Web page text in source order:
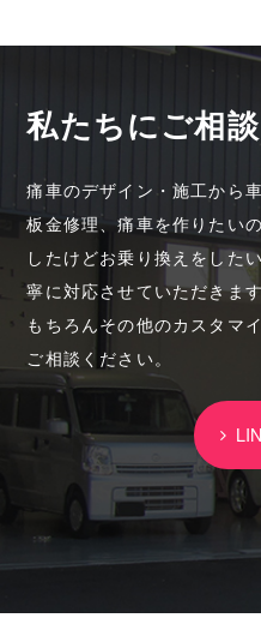
私たちにご相談
痛車のデザイン・施工から
板金修理、痛車を作りたい
したけどお乗り換えをした
寧に対応させていただきます
もちろんその他のカスタマ
ご相談ください。